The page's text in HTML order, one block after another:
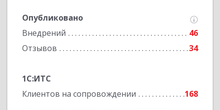
Опубликовано
Внедрений
46
Отзывов
34
1С:ИТС
Клиентов на сопровождении
168